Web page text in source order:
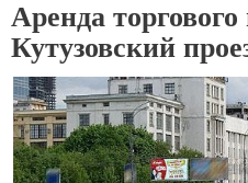
Аренда
Кутузовский